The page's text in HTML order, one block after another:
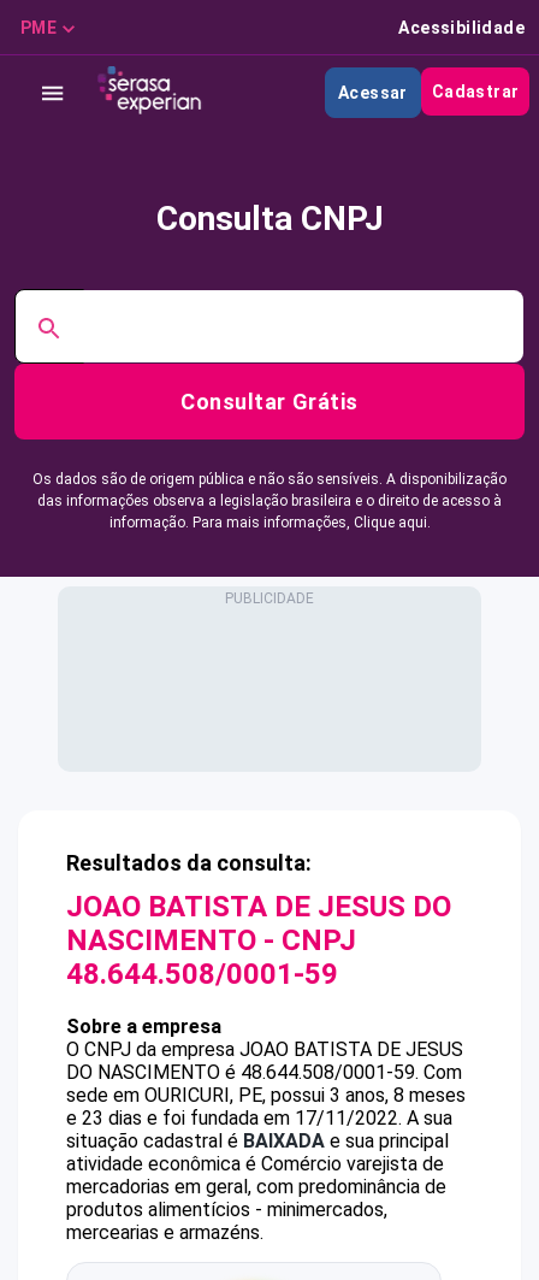
PME Acessibilidade
Acessar Cadastrar
Consulta CNPJ
Consultar Grátis
Os dados são de origem pública e não são sensíveis. A disponibilização
das informações observa a legislação brasileira e o direito de acesso à
informação. Para mais informações, Clique aqui.
Resultados da consulta:
JOAO BATISTA DE JESUS DO
NASCIMENTO - CNPJ
48.644.508/0001-59
Sobre a empresa
O CNPJ da empresa JOAO BATISTA DE JESUS
DO NASCIMENTO é 48.644.508/0001-59. Com
sede em OURICURI, PE, possui 3 anos, 8 meses
e 23 dias e foi fundada em 17/11/2022. A sua
situação cadastral é BAIXADA e sua principal
atividade econômica é Comércio varejista de
mercadorias em geral, com predominância de
produtos alimentícios - minimercados,
mercearias e armazéns.